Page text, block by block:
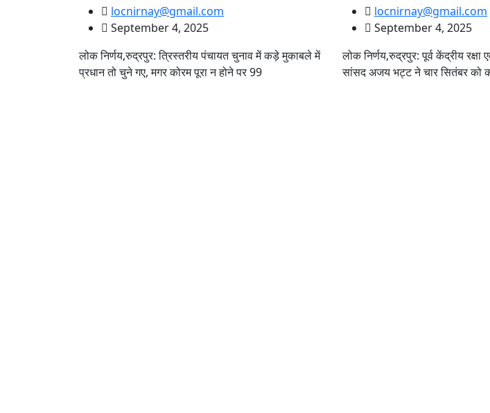
locnirnay@gmail.com
September 4, 2025
लोक निर्णय,रुद्रपुर: त्रिस्तरीय पंचायत चुनाव में कड़े मुकाबले में
प्रधान तो चुने गए, मगर कोरम पूरा न होने पर 99
locnirnay@gmail.com
September 4, 2025
लोक निर्णय,रुद्रपुर: पूर्व केंद्रीय रक्षा
सांसद अजय भट्ट ने चार सितंबर को